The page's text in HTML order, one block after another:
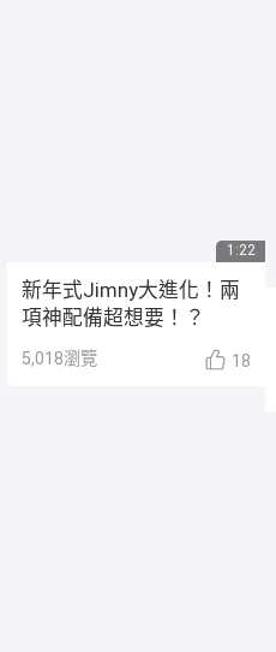
1:22
新年式Jimny大進化！兩
項神配備超想要！？
5,018瀏覽 18